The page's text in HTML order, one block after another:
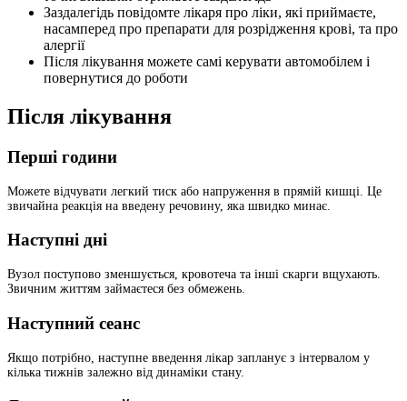
Заздалегідь повідомте лікаря про ліки, які приймаєте,
насамперед про препарати для розрідження крові, та про
алергії
Після лікування можете самі керувати автомобілем і
повернутися до роботи
Після лікування
Перші години
Можете відчувати легкий тиск або напруження в прямій кишці. Це
звичайна реакція на введену речовину, яка швидко минає.
Наступні дні
Вузол поступово зменшується, кровотеча та інші скарги вщухають.
Звичним життям займаєтеся без обмежень.
Наступний сеанс
Якщо потрібно, наступне введення лікар запланує з інтервалом у
кілька тижнів залежно від динаміки стану.